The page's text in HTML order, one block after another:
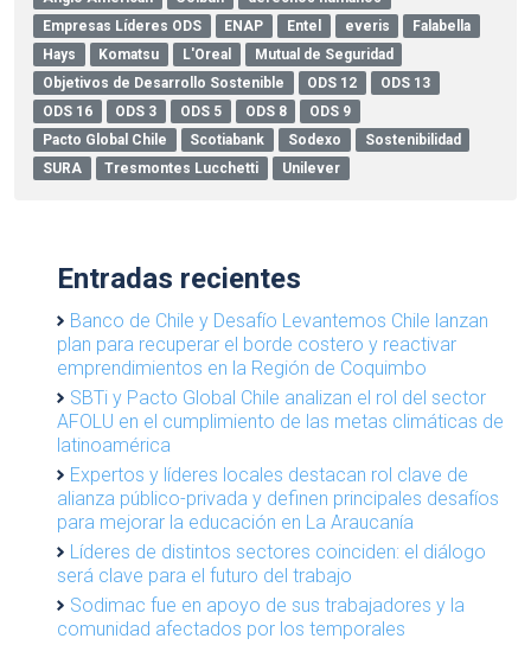
Empresas Líderes ODS
ENAP Entel everis
Falabella
Hays
Komatsu L'Oreal
Mutual de Seguridad
Objetivos de Desarrollo Sostenible
ODS 12
ODS 13
ODS 16
ODS 3 ODS 5 ODS 8
ODS 9
Pacto Global Chile
Scotiabank Sodexo
Sostenibilidad
SURA
Tresmontes Lucchetti Unilever
Entradas recientes
Banco de Chile y Desafío Levantemos Chile lanzan
plan para recuperar el borde costero y reactivar
emprendimientos en la Región de Coquimbo
SBTi y Pacto Global Chile analizan el rol del sector
AFOLU en el cumplimiento de las metas climáticas de
latinoamérica
Expertos y líderes locales destacan rol clave de
alianza público-privada y definen principales desafíos
para mejorar la educación en La Araucanía
Líderes de distintos sectores coinciden: el diálogo
será clave para el futuro del trabajo
Sodimac fue en apoyo de sus trabajadores y la
comunidad afectados por los temporales